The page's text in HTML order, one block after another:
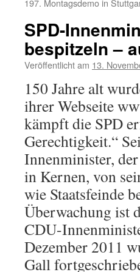
197. Montagsdemo in
SPD-
bespitzeln –
Veröffentlicht am 13.
150 Jahre alt
ihrer Webseite
kämpft die SPD
Gerechtigkeit.“
Innenminister,
in Kernen, von
wie Staatsfeinde
Überwachung ist
CDU-
Dezember 2011
Gall